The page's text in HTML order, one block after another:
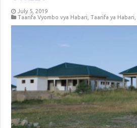
July 5, 2019
Taarifa Vyombo vya Habari ,Taarifa ya Habari